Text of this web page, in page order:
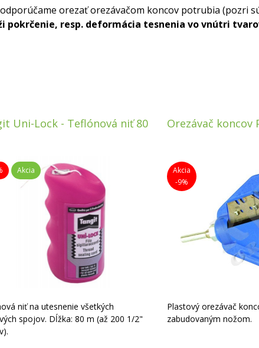
orezať orezávačom koncov potrubia (pozri
pokrčenie, resp. deformácia tesnenia vo vnútri
Uni-Lock - Teflónová niť 80
Akcia
niť na utesnenie všetkých
spojov. Dĺžka: 80 m (až 200 1/2"
Orezávač koncov
Akcia
-9%
Plastový orezávač
zabudovaným nožom.